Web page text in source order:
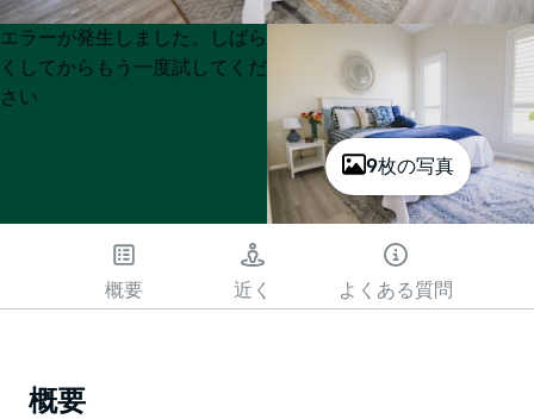
9枚の写真
Product
List
Product
List
エラーが発生しました。しばら
くしてからもう一度試してくだ
さい
概要 近く よくある質問
概要